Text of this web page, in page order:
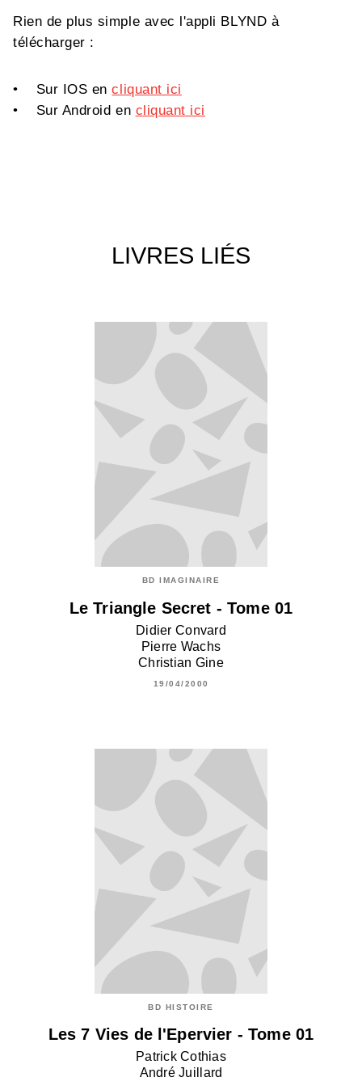
Rien de plus simple avec l'appli BLYND à
télécharger :
• Sur IOS encliquant ici
• Sur Android en cliquant ici
LIVRES LIÉS
BD IMAGINAIRE
Le Triangle Secret - Tome 01
Didier Convard
Pierre Wachs
Christian Gine
19/04/2000
BD HISTOIRE
Les 7 Vies de l'Epervier - Tome 01
Patrick Cothias
André Juillard